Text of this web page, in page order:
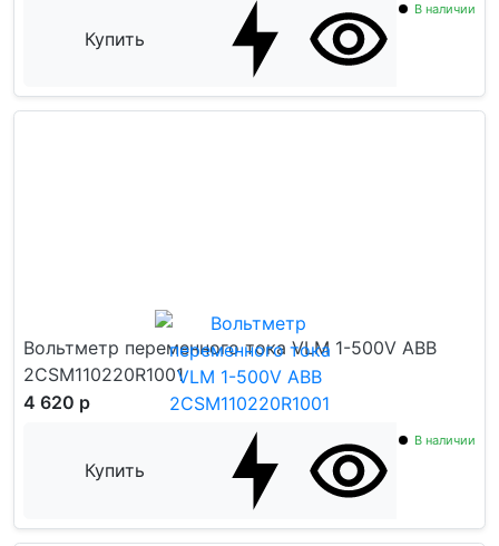
Купить
В наличии
Вольтметр переменного тока VLM 1-500V ABB
2CSM110220R1001
4 620 р
Купить
В наличии